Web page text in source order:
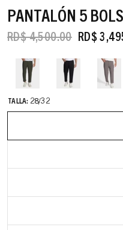
PANTALÓN 5
RD$ 4,500.00 RD$
TALLA: 28/32